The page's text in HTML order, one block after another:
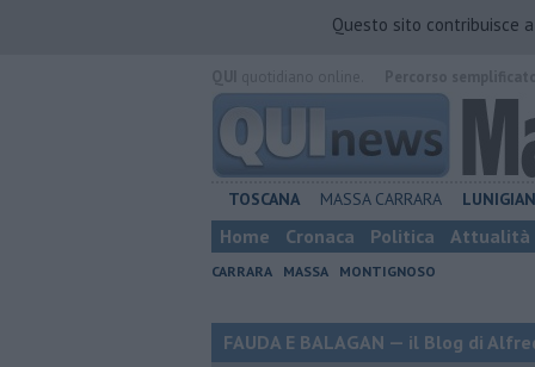
Questo sito contribuisce
TOSCANA MASSA CARRARA
Home Cronaca Politica Attualità
CARRARA MASSA MONTIGNOSO
FAUDA E BALAGAN — il Blog di